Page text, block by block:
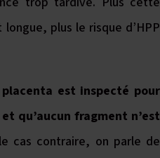
plus le risque d’HPP
est inspecté pour
qu’aucun fragment n’est
cas contraire, on parle de